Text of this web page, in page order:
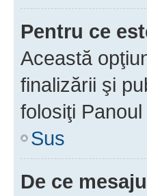
Pentru ce
Această
finalizării şi
folosiţi
Sus
De ce